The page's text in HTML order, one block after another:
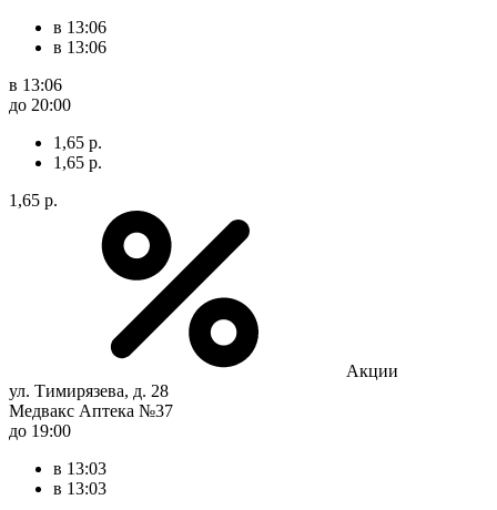
в 13:06
в 13:06
в 13:06
до 20:00
1,65 р.
1,65 р.
1,65 р.
Акции
ул. Тимирязева, д. 28
Медвакс Аптека №37
до 19:00
в 13:03
в 13:03